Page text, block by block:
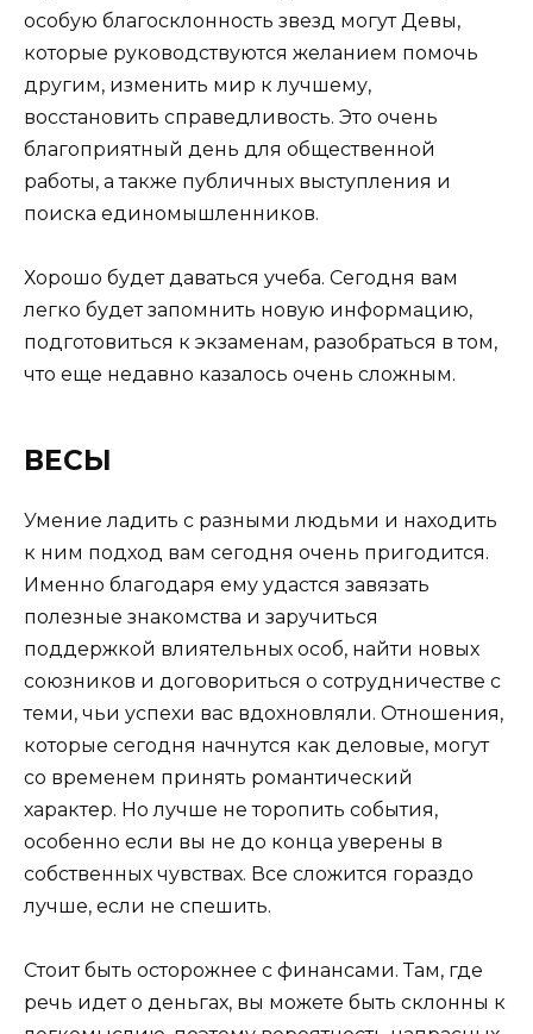
особую благосклонность звезд могут Девы,
которые руководствуются желанием помочь
другим, изменить мир к лучшему,
восстановить справедливость. Это очень
благоприятный день для общественной
работы, а также публичных выступления и
поиска единомышленников.
Хорошо будет даваться учеба. Сегодня вам
легко будет запомнить новую информацию,
подготовиться к экзаменам, разобраться в том,
что еще недавно казалось очень сложным.
ВЕСЫ
Умение ладить с разными людьми и находить
к ним подход вам сегодня очень пригодится.
Именно благодаря ему удастся завязать
полезные знакомства и заручиться
поддержкой влиятельных особ, найти новых
союзников и договориться о сотрудничестве с
теми, чьи успехи вас вдохновляли. Отношения,
которые сегодня начнутся как деловые, могут
со временем принять романтический
характер. Но лучше не торопить события,
особенно если вы не до конца уверены в
собственных чувствах. Все сложится гораздо
лучше, если не спешить.
Стоит быть осторожнее с финансами. Там, где
речь идет о деньгах, вы можете быть склонны к